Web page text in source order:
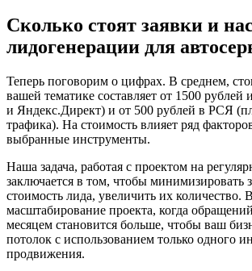
Сколько стоят заявки и
лидогенерации для
Теперь поговорим о цифрах. В среднем,
вашей тематике составляет от 1500 рублей
и Яндекс.Директ) и от 500 рублей в РСЯ
трафика). На стоимость влияет ряд
выбранные инструменты.
Наша задача, работая с проектом на
заключается в том, чтобы минимизировать
стоимость лида, увеличить их количество.
масштабирование проекта, когда
месяцем становится больше, чтобы ваш
потолок с использованием только одного
продвижения.